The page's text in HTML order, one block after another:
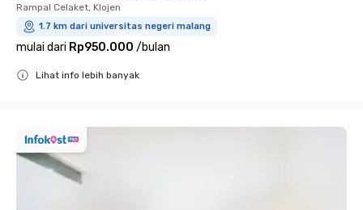
Rampal Celaket, Klojen
1.7 km dari universitas negeri malang
mulai dari Rp950.000 /bulan
Lihat info lebih banyak